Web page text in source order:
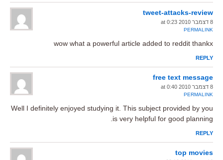
tweet-attacks-review
8 דצמבר 2010 at 0:23
PERMALINK
wow what a powerful article added to reddit thankx
REPLY
free text message
8 דצמבר 2010 at 0:40
PERMALINK
Well I definitely enjoyed studying it. This subject provided by you
is very helpful for good planning.
REPLY
top movies